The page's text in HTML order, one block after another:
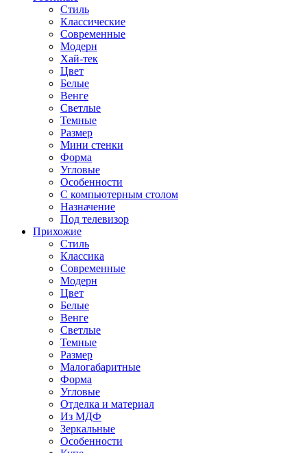
Стиль
Классические
Современные
Модерн
Хай-тек
Цвет
Белые
Венге
Светлые
Темные
Размер
Мини стенки
Форма
Угловые
Особенности
С компьютерным столом
Назначение
Под телевизор
Прихожие
Стиль
Классика
Современные
Модерн
Цвет
Белые
Венге
Светлые
Темные
Размер
Малогабаритные
Форма
Угловые
Отделка и материал
Из МДФ
Зеркальные
Особенности